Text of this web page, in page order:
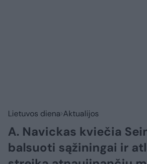
Lietuvos diena Aktualijos
A. Navickas kviečia
balsuoti sąžiningai ir